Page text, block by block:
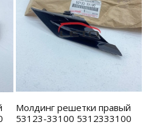
Молдинг решетки правый
53123-33100 5312333100